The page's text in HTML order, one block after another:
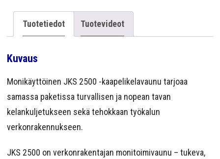
Tuotetiedot Tuotevideot
Kuvaus
Monikäyttöinen JKS 2500 -kaapelikelavaunu tarjoaa
samassa paketissa turvallisen ja nopean tavan
kelankuljetukseen sekä tehokkaan työkalun
verkonrakennukseen.
JKS 2500 on verkonrakentajan monitoimivaunu – tukeva,